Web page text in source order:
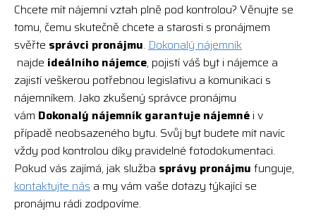
Chcete mít nájemní vztah plně pod kontrolou? Věnujte se
tomu, čemu skutečně chcete a starosti s pronájmem
svěřte správci pronájmu. Dokonalý nájemník
najde ideálního nájemce, pojistí váš byt i nájemce a
zajistí veškerou potřebnou legislativu a komunikaci s
nájemníkem. Jako zkušený správce pronájmu
vám Dokonalý nájemník garantuje nájemné i v
případě neobsazeného bytu. Svůj byt budete mít navíc
vždy pod kontrolou díky pravidelné fotodokumentaci.
Pokud vás zajímá, jak služba správy pronájmu funguje,
kontaktujte nás a my vám vaše dotazy týkající se
pronájmu rádi zodpovíme.